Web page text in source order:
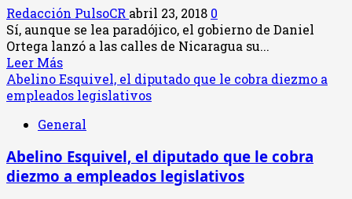
en
medio
de
su
tormenta
perfecta
Redacción PulsoCR abril 23, 2018 0
Sí, aunque se lea paradójico, el gobierno de Daniel
Ortega lanzó a las calles de Nicaragua su...
Leer MásLeer
más
acerca
Ortega
la
paradoja
Abelino Esquivel, el diputado que le cobra diezmo a
empleados legislativos
General
Abelino Esquivel, el diputado que le cobra
diezmo a empleados legislativos